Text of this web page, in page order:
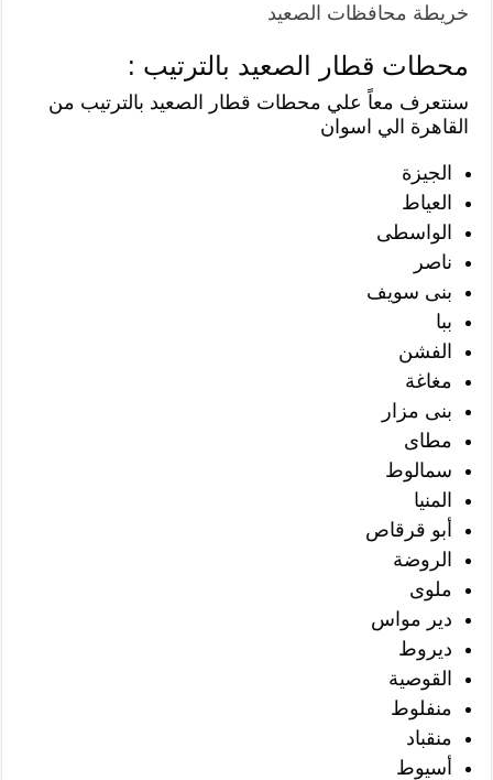
خريطة محافظات الصعيد
محطات قطار الصعيد بالترتيب :
سنتعرف معاً علي محطات قطار الصعيد بالترتيب من
القاهرة الي اسوان
الجيزة
العياط
الواسطى
ناصر
بنى سويف
ببا
الفشن
مغاغة
بنى مزار
مطاى
سمالوط
المنيا
أبو قرقاص
الروضة
ملوى
دير مواس
ديروط
القوصية
منفلوط
منقباد
أسيوط